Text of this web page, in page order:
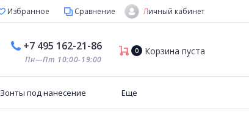
Избранное Сравнение Личный кабинет
+7 495 162-21-86
Пн—Пт 10:00-19:00
0 Корзина пуста
Зонты под нанесение Еще